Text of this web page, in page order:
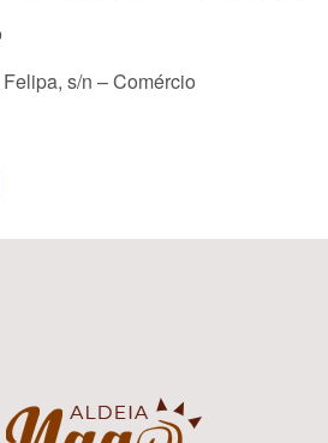
s/n – Comércio